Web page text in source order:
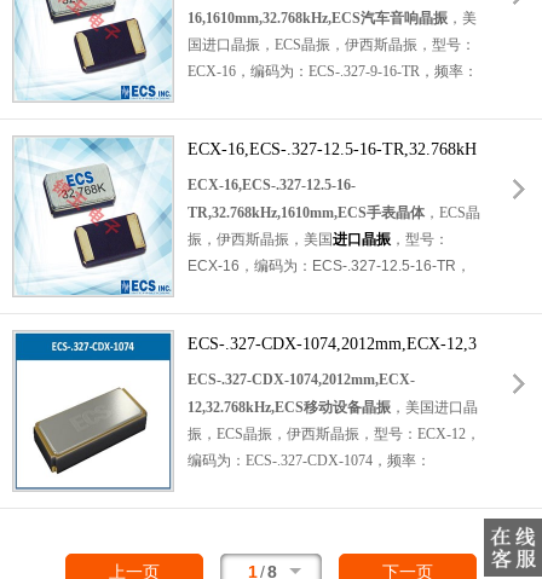
脚贴片晶振，石英晶振，无源晶振，2012晶
振，SMD时钟晶体，石英晶体谐振器。具有超
小型晶振，轻薄型晶振，高品质晶振，高性能
备晶振，可穿戴设备晶振，无线应用晶振，实
时时钟晶振，智能卡、移动设备和工业应用的
16,1610mm,32.768kHz,ECS汽车音响晶振 ，美
国进口晶振，ECS晶振，伊西斯晶振，型号：
ECX-16， 编码为： ECS-.327-9-16-TR ，频率：
作温度范围：-40℃至+85℃，小体积晶振尺
寸：1.6x1.0x0.5mm，是一个非常紧凑的SMD
音叉晶体，两脚贴片晶振，石英晶振，1610晶
振，无源晶振，SMD时钟晶体，石英晶体谐振
器。具有超小型晶振，轻薄型晶振，高品质晶
振，高性能晶振，耐热及耐环境等特点。石英
智能穿戴设备晶振，无线蓝牙晶振，钟表电子
晶振，数字显示晶振、物联网晶振、实时时钟
ECX-16,ECS-.327-12.5-16-TR,32.768kH
z,1610mm,ECS手表晶体
ECX-16,ECS-.327-12.5-16-
TR,32.768kHz,1610mm,ECS手表晶体 ，ECS晶
振，伊西斯晶振，美国进口晶振 ，型号：
ECX-16， 编码为： ECS-.327-12.5-16-TR ，
±20ppm，小体积晶振尺寸：
1.6x1.0x0.5mm，是一个非常紧凑的SMD音叉
晶体，两脚贴片晶振，石英晶体谐振器
晶振，1610晶振，无源晶振，SMD时钟晶
体，工作温度范围：-40℃至+85℃。具有超小
型晶振，轻薄型晶振，高品质晶振，高性能晶
能穿戴设备晶振，无线蓝牙晶振，钟表电子晶
振、实时时钟和工业应用。
ECS-.327-CDX-1074,2012mm,ECX-12,3
2.768kHz,ECS移动设备晶振
ECS-.327-CDX-1074,2012mm,ECX-
12,32.768kHz,ECS移动设备晶振 ，美国进口晶
振，ECS晶振，伊西斯晶振，型号：ECX-12，
编码为： ECS-.327-CDX-1074 ，频率：
2.0x1.2x0.6mm，是一个非常紧凑的SMD音叉
晶振，2012晶振，无源晶振，SMD时钟晶
上一页 1/8 下一页